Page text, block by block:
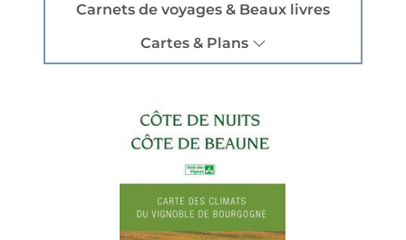
Carnets de voyages & Beaux livres
Cartes & Plans